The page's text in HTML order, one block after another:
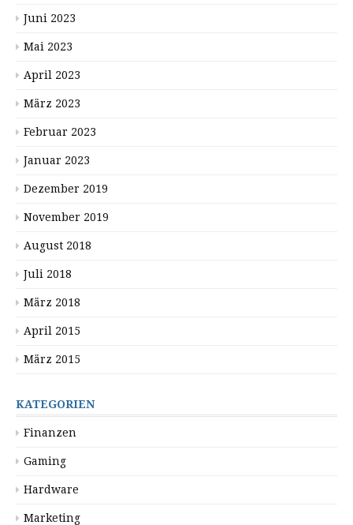
Juni 2023
Mai 2023
April 2023
März 2023
Februar 2023
Januar 2023
Dezember 2019
November 2019
August 2018
Juli 2018
März 2018
April 2015
März 2015
KATEGORIEN
Finanzen
Gaming
Hardware
Marketing